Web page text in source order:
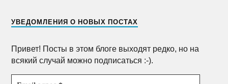
УВЕДОМЛЕНИЯ О НОВЫХ ПОСТАХ
Привет! Посты в этом блоге выходят редко, но на
всякий случай можно подписаться :-).